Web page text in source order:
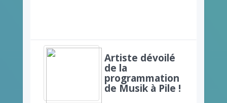
Artiste dévoilé
de la
programmation
de Musik à Pile !